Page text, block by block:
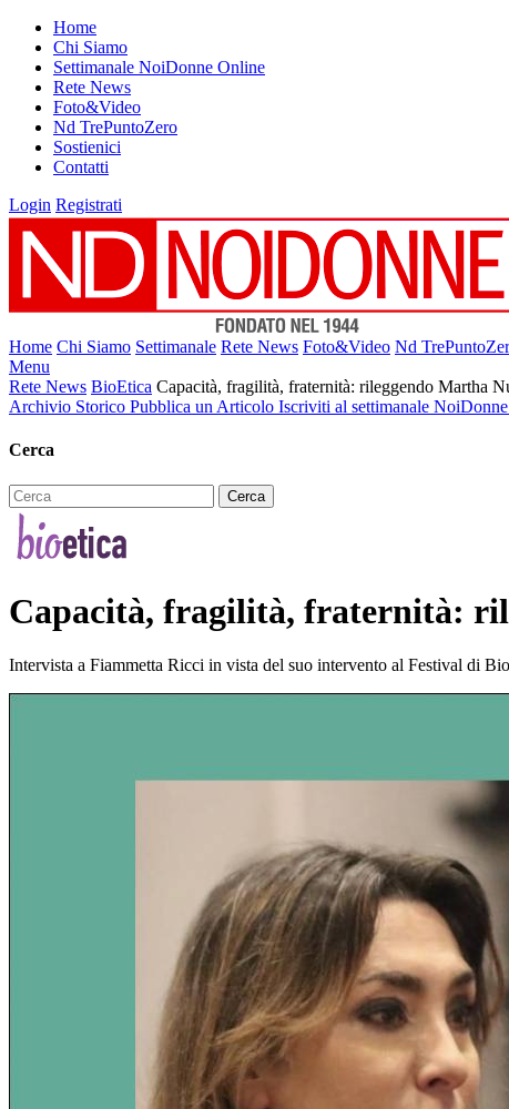
Home
Chi Siamo
Settimanale NoiDonne Online
Rete News
Foto&Video
Nd TrePuntoZero
Sostienici
Contatti
Login Registrati
Home Chi Siamo Settimanale Rete News Foto&Video Nd
Menu
Rete News BioEtica Capacità, fragilità, fraternità: rileggendo Martha
Archivio Storico Pubblica un Articolo Iscriviti al settimanale
Cerca
Capacità, fragilità, fraternità:
Intervista a Fiammetta Ricci in vista del suo intervento al Festival di